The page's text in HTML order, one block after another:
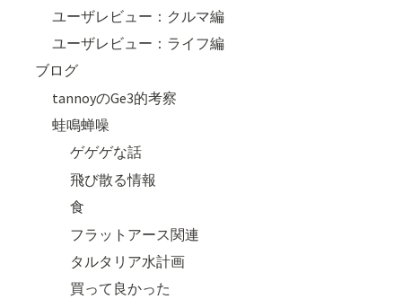
ユーザレビュー：クルマ編
ユーザレビュー：ライフ編
ブログ
tannoyのGe3的考察
蛙鳴蝉噪
ゲゲゲな話
飛び散る情報
食
フラットアース関連
タルタリア水計画
買って良かった